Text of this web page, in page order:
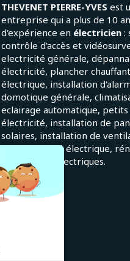
THEVENET PIERRE-YVES est
entreprise qui a plus de 10
d'expérience en électricien:
contrôle d'accès et
electricité générale,
électricité, plancher
électrique, installation
domotique générale,
eclairage automatique,
électricité, installation de
solaires, installation de
en conformité électrique,
installations électriques.